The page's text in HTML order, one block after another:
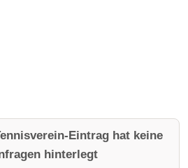
Eintrag hat keine
hinterlegt